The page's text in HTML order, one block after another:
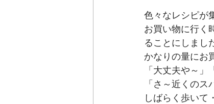
色々なレシピが
お買い物に行く
ることにしまし
かなりの量にお
「大丈夫や～
「さ～近くの
しばらく歩いて